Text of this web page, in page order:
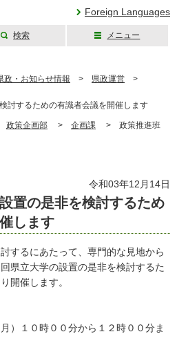
Foreign Languages
検索 メニュー
政・お知らせ情報 > 県政運営 >
討するための有識者会議を開催します
政策企画部 > 企画課 > 政策推進班
令和03年12月14日
置の是非を検討するため
します
するにあたって、専門的な見地から
県立大学の設置の是非を検討するた
開催します。
１０時００分から１２時００分ま